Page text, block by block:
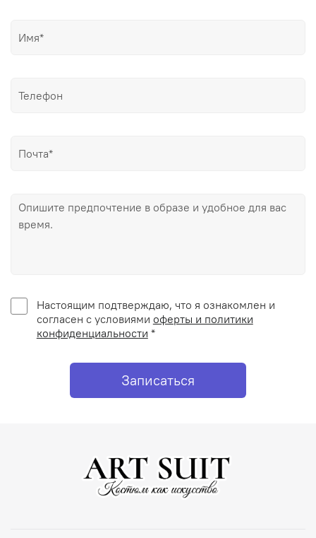
Настоящим подтверждаю, что я ознакомлен и
согласен с условиями оферты и политики
конфиденциальности *
Записаться